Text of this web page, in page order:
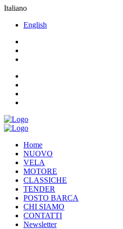
Italiano
English
Home
NUOVO
VELA
MOTORE
CLASSICHE
TENDER
POSTO BARCA
CHI SIAMO
CONTATTI
Newsletter